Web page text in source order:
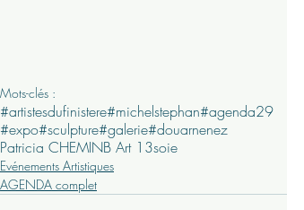
Mots-clés :
#artistesdufinistere#michelstephan#agenda29
#expo#sculpture#galerie#douarnenez
Patricia CHEMINB Art 13soie
Evénements Artistiques
AGENDA complet